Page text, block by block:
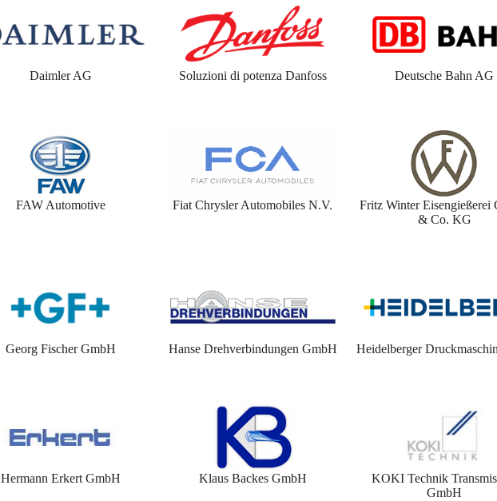
Daimler AG Soluzioni di potenza Danfoss Deutsche Bahn AG
FAW Automotive Fiat Chrysler Automobiles N.V.
Fritz Winter Eisengießerei
& Co. KG
Georg Fischer GmbH Hanse Drehverbindungen GmbH Heidelberger
Hermann Erkert GmbH Klaus Backes GmbH
KOKI Technik
GmbH